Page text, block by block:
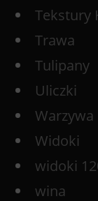
Tekstury
Trawa
Tulipany
Uliczki
Warzywa
Widoki
widoki
wina